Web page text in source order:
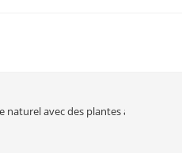
avec des plantes artificielles